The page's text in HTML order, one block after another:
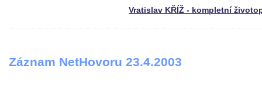
Vratislav KŘÍŽ - kompletní
Záznam NetHovoru 23.4.2003